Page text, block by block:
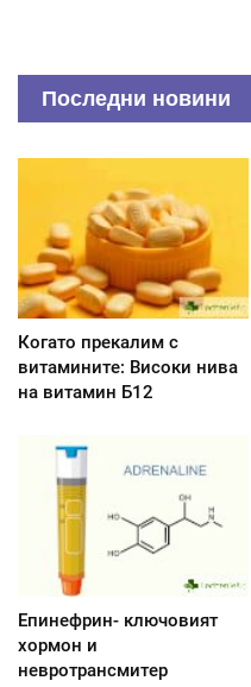
Последни новини
Когато прекалим с
витамините: Високи нива
на витамин Б12
Епинефрин- ключовият
хормон и
невротрансмитер